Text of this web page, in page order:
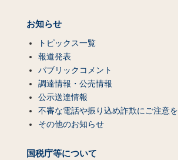
お知らせ
トピックス一覧
報道発表
パブリックコメント
調達情報・公売情報
公示送達情報
不審な電話や振り込め詐欺にご注意を
その他のお知らせ
国税庁等について